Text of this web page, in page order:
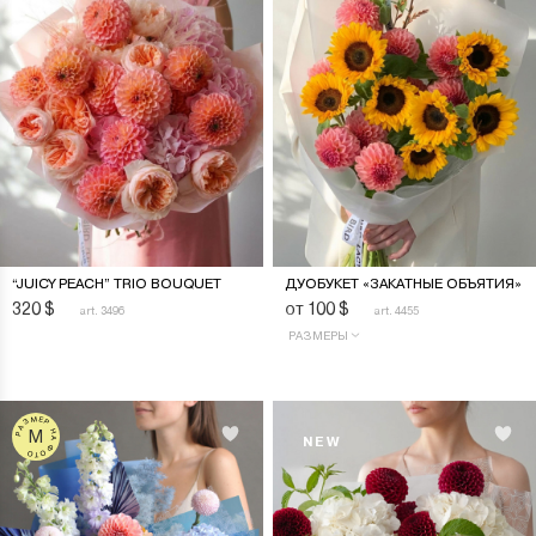
“JUICY PEACH” TRIO BOUQUET
320$ art. 3496
ДУОБУКЕТ «ЗАКАТНЫЕ ОБЪЯТИЯ»
от 100$ art. 4455
РАЗМЕРЫ
РАЗМЕР НА ФОТО
M NEW